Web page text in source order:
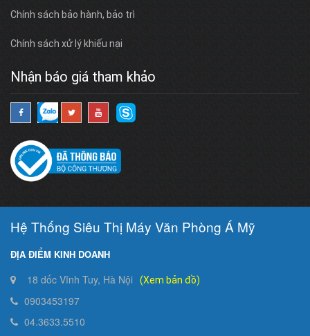
Chính sách bảo hành, bảo trì
Chính sách xử lý khiếu nại
Nhận báo giá tham khảo
Hệ Thống Siêu Thị Máy Văn Phòng Á Mỹ
ĐỊA ĐIỂM KINH DOANH
18 dốc Vĩnh Tuy, Hà Nội (Xem bản đồ)
0903453197
04.3633.5510